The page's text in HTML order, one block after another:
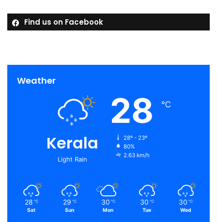
Find us on Facebook
Weather
Kerala
Light Rain
28 ℃
28º - 23º
80%
2.63 km/h
28 ℃
Sat
29 ℃
Sun
30 ℃
Mon
30 ℃
Tue
30 ℃
Wed